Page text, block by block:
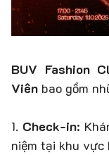
BUV Fashion
Viên bao gồm
1. Check-in:
niệm tại khu vực